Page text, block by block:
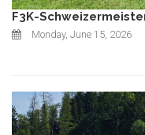
F3K-
Monday, June 15, 2026